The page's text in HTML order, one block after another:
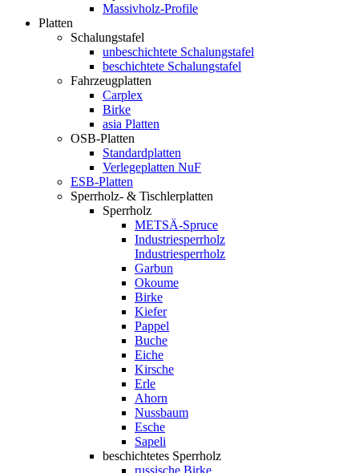
Massivholz-Profile
Platten
Schalungstafel
unbeschichtete Schalungstafel
beschichtete Schalungstafel
Fahrzeugplatten
Carplex
Birke
asia Platten
OSB-Platten
Standardplatten
Verlegeplatten NuF
ESB-Platten
Sperrholz- & Tischlerplatten
Sperrholz
METSÄ-Spruce
Industriesperrholz
Industriesperrholz
Garbun
Okoume
Birke
Kiefer
Pappel
Buche
Eiche
Kirsche
Erle
Ahorn
Nussbaum
Esche
Sapeli
beschichtetes Sperrholz
russische Birke